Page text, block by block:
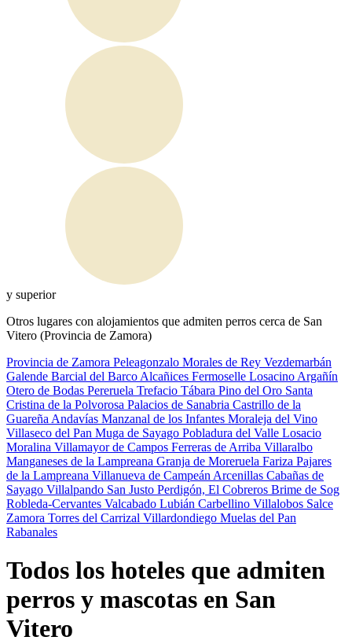
y superior
Otros lugares con alojamientos que admiten perros cerca de San
Vitero (Provincia de Zamora)
Provincia de Zamora Peleagonzalo Morales de Rey Vezdemarbán
Galende Barcial del Barco Alcañices Fermoselle Losacino Argañín
Otero de Bodas Pereruela Trefacio Tábara Pino del Oro Santa
Cristina de la Polvorosa Palacios de Sanabria Castrillo de la
Guareña Andavías Manzanal de los Infantes Moraleja del Vino
Villaseco del Pan Muga de Sayago Pobladura del Valle Losacio
Moralina Villamayor de Campos Ferreras de Arriba Villaralbo
Manganeses de la Lampreana Granja de Moreruela Fariza Pajares
de la Lampreana Villanueva de Campeán Arcenillas Cabañas de
Sayago Villalpando San Justo Perdigón, El Cobreros Brime de Sog
Robleda-Cervantes Valcabado Lubián Carbellino Villalobos Salce
Zamora Torres del Carrizal Villardondiego Muelas del Pan
Rabanales
Todos los hoteles que admiten
perros y mascotas en San
Vitero